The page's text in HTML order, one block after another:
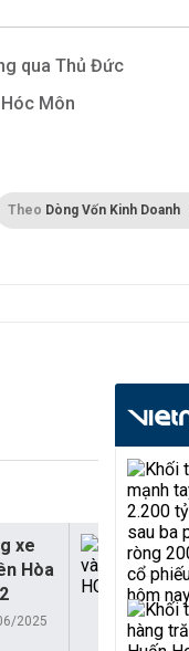
qua Thủ Đức
Môn
Theo Dòng Vốn Kinh Doanh
xe
Hòa
2025